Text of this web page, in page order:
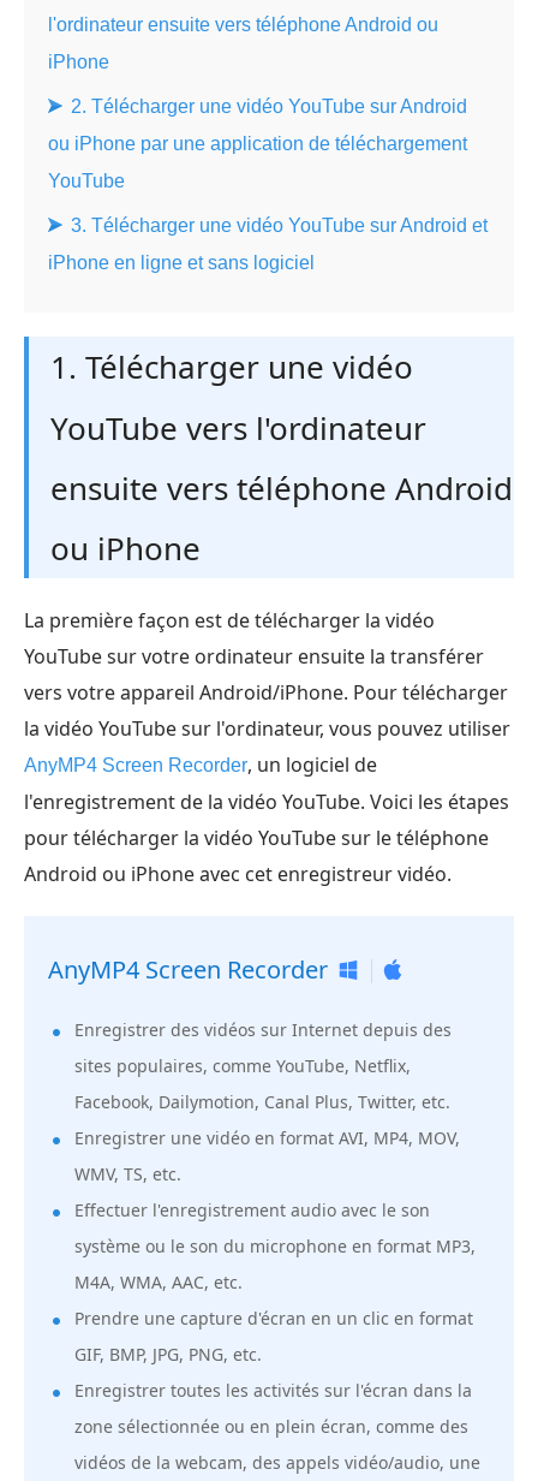
l'ordinateur ensuite vers téléphone Android ou
iPhone
2. Télécharger une vidéo YouTube sur Android
ou iPhone par une application de téléchargement
YouTube
3. Télécharger une vidéo YouTube sur Android et
iPhone en ligne et sans logiciel
1. Télécharger une vidéo
YouTube vers l'ordinateur
ensuite vers téléphone Android
ou iPhone
La première façon est de télécharger la vidéo
YouTube sur votre ordinateur ensuite la transférer
vers votre appareil Android/iPhone. Pour télécharger
la vidéo YouTube sur l'ordinateur, vous pouvez utiliser
AnyMP4 Screen Recorder, un logiciel de
l'enregistrement de la vidéo YouTube. Voici les étapes
pour télécharger la vidéo YouTube sur le téléphone
Android ou iPhone avec cet enregistreur vidéo.
AnyMP4 Screen Recorder
Enregistrer des vidéos sur Internet depuis des
sites populaires, comme YouTube, Netflix,
Facebook, Dailymotion, Canal Plus, Twitter, etc.
Enregistrer une vidéo en format AVI, MP4, MOV,
WMV, TS, etc.
Effectuer l'enregistrement audio avec le son
système ou le son du microphone en format MP3,
M4A, WMA, AAC, etc.
Prendre une capture d'écran en un clic en format
GIF, BMP, JPG, PNG, etc.
Enregistrer toutes les activités sur l'écran dans la
zone sélectionnée ou en plein écran, comme des
vidéos de la webcam, des appels vidéo/audio, une